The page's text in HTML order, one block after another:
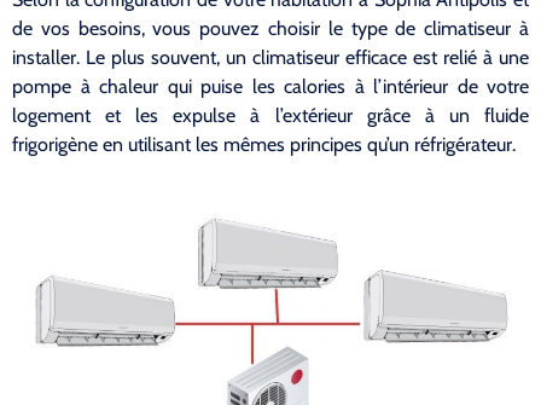
de vos besoins, vous pouvez choisir le type de climatiseur à
installer. Le plus souvent, un climatiseur efficace est relié à une
pompe à chaleur qui puise les calories à l’intérieur de votre
logement et les expulse à l’extérieur grâce à un fluide
frigorigène en utilisant les mêmes principes qu’un réfrigérateur.